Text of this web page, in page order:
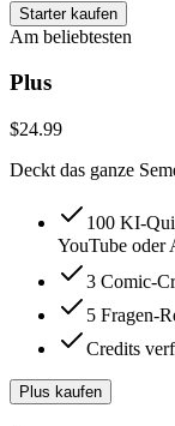
Starter kaufen
Am beliebtesten
Plus
$24.99
Deckt das ganze
100 KI-
YouTube oder
3 Comic-
5 Fragen-
Credits
Plus kaufen